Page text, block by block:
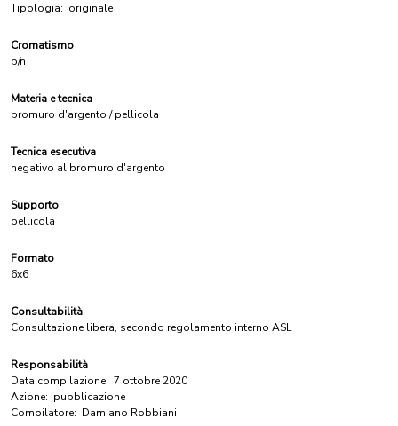
Tipologia: originale
Cromatismo
b/n
Materia e tecnica
bromuro d'argento / pellicola
Tecnica esecutiva
negativo al bromuro d'argento
Supporto
pellicola
Formato
6x6
Consultabilità
Consultazione libera, secondo regolamento interno ASL
Responsabilità
Data compilazione: 7 ottobre 2020
Azione: pubblicazione
Compilatore: Damiano Robbiani